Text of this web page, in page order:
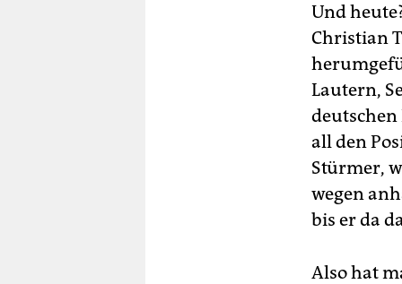
Und
Christian
Lautern,
deutschen
all den
Stürmer,
wegen
bis er da
Also hat